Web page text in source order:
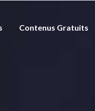
Contenus Gratuits